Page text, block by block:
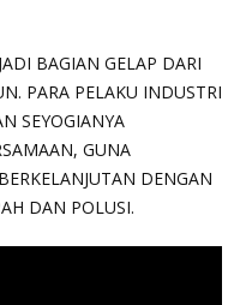
BAGIAN GELAP DARI
PARA PELAKU INDUSTRI
SEYOGIANYA
GUNA
DENGAN
DAN POLUSI.